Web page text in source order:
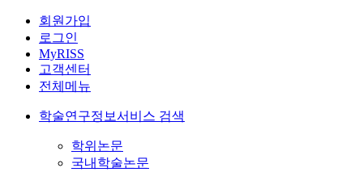
회원가입
로그인
MyRISS
고객센터
전체메뉴
학술연구정보서비스 검색
학위논문
국내학술논문